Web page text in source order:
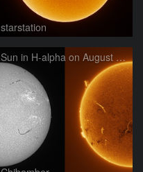
starstation
Sun in H-alpha on August 6, 2026